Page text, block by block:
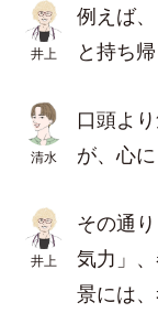
井上
例えば
と持ち
清水
口頭よ
が、心
井上
その通
気力」
景には